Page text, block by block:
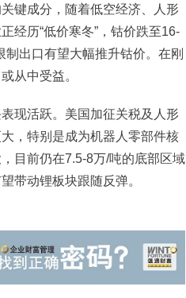
键成分，随着低空经济、人形
经历“低价寒冬”，钴价跌至16-
出口有望大幅推升钴价。在刚
从中受益。
现活跃。美国加征关税及人形
，特别是成为机器人零部件核
目前仍在7.5-8万/吨的底部区域
带动锂板块跟随反弹。